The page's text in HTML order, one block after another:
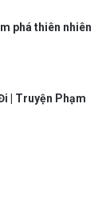
phá thiên nhiên
| Truyện Phạm